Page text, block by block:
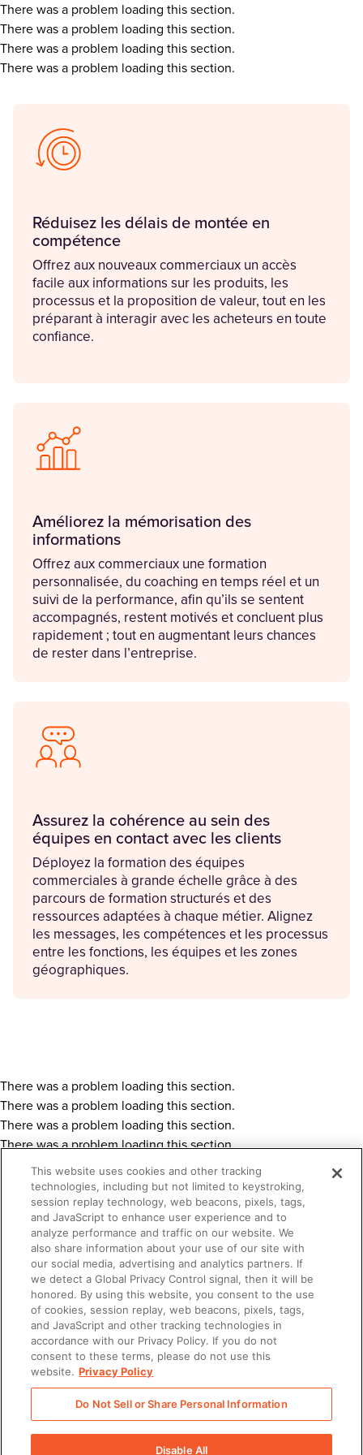
There was a problem loading this section.
There was a problem loading this section.
There was a problem loading this section.
There was a problem loading this section.
Réduisez les délais de montée en
compétence
Offrez aux nouveaux commerciaux un accès
facile aux informations sur les produits, les
processus et la proposition de valeur, tout en les
préparant à interagir avec les acheteurs en toute
confiance.
Améliorez la mémorisation des
informations
Offrez aux commerciaux une formation
personnalisée, du coaching en temps réel et un
suivi de la performance, afin qu’ils se sentent
accompagnés, restent motivés et concluent plus
rapidement ; tout en augmentant leurs chances
de rester dans l’entreprise.
Assurez la cohérence au sein des
équipes en contact avec les clients
Déployez la formation des équipes
commerciales à grande échelle grâce à des
parcours de formation structurés et des
ressources adaptées à chaque métier. Alignez
les messages, les compétences et les processus
entre les fonctions, les équipes et les zones
géographiques.
There was a problem loading this section.
There was a problem loading this section.
There was a problem loading this section.
There was a problem loading this section.
Réalisez l'onboarding de vos nouvelles
recrues plus rapidement avec Seismic
67 %
Un délai de montée en compétence 67 % plus court
Demander une démo
This website uses cookies and other tracking
technologies, including but not limited to keystroking,
session replay technology, web beacons, pixels, tags,
and JavaScript to enhance user experience and to
analyze performance and traffic on our website. We
also share information about your use of our site with
our social media, advertising and analytics partners. If
we detect a Global Privacy Control signal, then it will be
honored. By using this website, you consent to the use
of cookies, session replay, web beacons, pixels, tags,
and JavaScript and other tracking technologies in
accordance with our Privacy Policy. If you do not
consent to these terms, please do not use this
website. Privacy Policy
Do Not Sell or Share Personal Information
Disable All